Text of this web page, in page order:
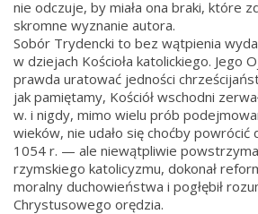
nie odczuje, by miała ona braki, które
skromne wyznanie autora.
Sobór Trydencki to bez wątpienia
w dziejach Kościoła katolickiego. Jego
prawda uratować jedności
jak pamiętamy, Kościół wschodni
w. i nigdy, mimo wielu prób
wieków, nie udało się choćby
1054 r. — ale niewątpliwie
rzymskiego katolicyzmu, dokonał
moralny duchowieństwa i pogłębił
Chrystusowego orędzia.